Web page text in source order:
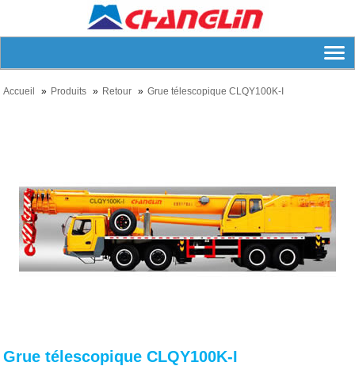
Accueil Produits Retour Grue télescopique CLQY100K-I
Grue télescopique CLQY100K-I